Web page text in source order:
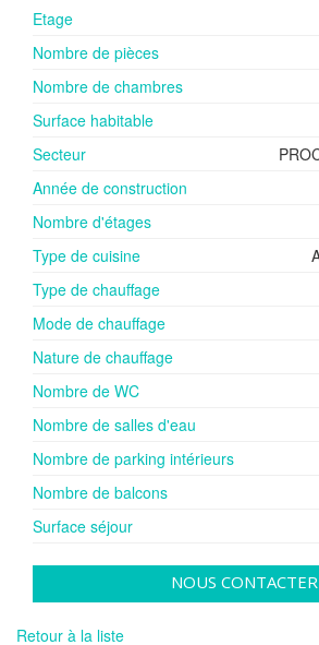
Etage
Nombre de pièces
Nombre de chambres
Surface habitable
Secteur
Année de construction
Nombre d'étages
Type de cuisine
Type de chauffage
Mode de chauffage
Nature de chauffage
Nombre de WC
Nombre de salles d'eau
Nombre de parking intérieurs
Nombre de balcons
Surface séjour
NOUS CONTACTER
Retour à la liste